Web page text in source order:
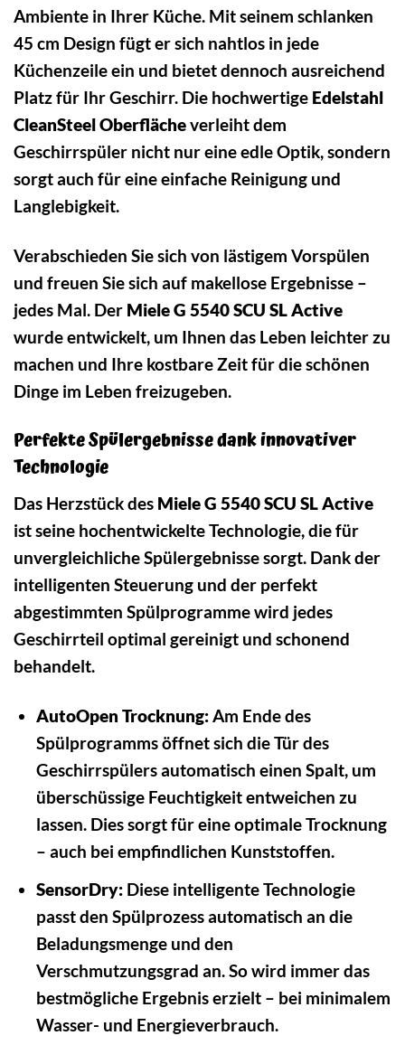
Ambiente in Ihrer Küche. Mit seinem schlanken
45 cm Design fügt er sich nahtlos in jede
Küchenzeile ein und bietet dennoch ausreichend
Platz für Ihr Geschirr. Die hochwertige Edelstahl
CleanSteel Oberflächeverleiht dem
Geschirrspüler nicht nur eine edle Optik, sondern
sorgt auch für eine einfache Reinigung und
Langlebigkeit.
Verabschieden Sie sich von lästigem Vorspülen
und freuen Sie sich auf makellose Ergebnisse –
jedes Mal. Der Miele G 5540 SCU SL Active
wurde entwickelt, um Ihnen das Leben leichter zu
machen und Ihre kostbare Zeit für die schönen
Dinge im Leben freizugeben.
Perfekte Spülergebnisse dank innovativer
Technologie
Das Herzstück des Miele G 5540 SCU SL Active
ist seine hochentwickelte Technologie, die für
unvergleichliche Spülergebnisse sorgt. Dank der
intelligenten Steuerung und der perfekt
abgestimmten Spülprogramme wird jedes
Geschirrteil optimal gereinigt und schonend
behandelt.
AutoOpen Trocknung:Am Ende des
Spülprogramms öffnet sich die Tür des
Geschirrspülers automatisch einen Spalt, um
überschüssige Feuchtigkeit entweichen zu
lassen. Dies sorgt für eine optimale Trocknung
– auch bei empfindlichen Kunststoffen.
SensorDry:Diese intelligente Technologie
passt den Spülprozess automatisch an die
Beladungsmenge und den
Verschmutzungsgrad an. So wird immer das
bestmögliche Ergebnis erzielt – bei minimalem
Wasser- und Energieverbrauch.